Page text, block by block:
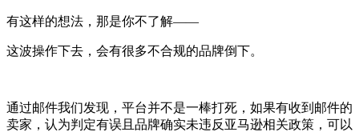
有这样的想法，那是你不了解——
这波操作下去，会有很多不合规的品牌倒下。
通过邮件我们发现，平台并不是一棒打死，如果有收到邮件的
卖家，认为判定有误且品牌确实未违反亚马逊相关政策，可以